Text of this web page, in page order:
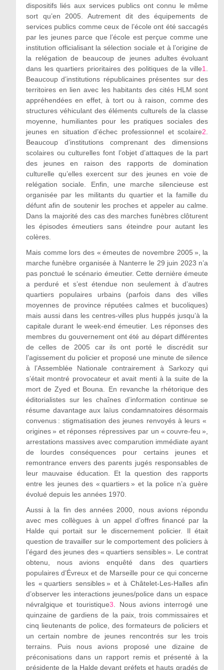
dispositifs liés aux services publics ont connu le même
sort qu’en 2005. Autrement dit des équipements de
services publics comme ceux de l’école ont été saccagés
par les jeunes parce que l’école est perçue comme une
institution officialisant la sélection sociale et à l’origine de
la relégation de beaucoup de jeunes adultes évoluant
dans les quartiers prioritaires des politiques de la ville1.
Beaucoup d’institutions républicaines présentes sur des
territoires en lien avec les habitants des cités HLM sont
appréhendées en effet, à tort ou à raison, comme des
structures véhiculant des éléments culturels de la classe
moyenne, humiliantes pour les pratiques sociales des
jeunes en situation d’échec professionnel et scolaire2.
Beaucoup d’institutions comprenant des dimensions
scolaires ou culturelles font l’objet d’attaques de la part
des jeunes en raison des rapports de domination
culturelle qu’elles exercent sur des jeunes en voie de
relégation sociale. Enfin, une marche silencieuse est
organisée par les militants du quartier et la famille du
défunt afin de soutenir les proches et appeler au calme.
Dans la majorité des cas des marches funèbres clôturent
les épisodes émeutiers sans éteindre pour autant les
colères.
Mais comme lors des « émeutes de novembre 2005 », la
marche funèbre organisée à Nanterre le 29 juin 2023 n’a
pas ponctué le scénario émeutier. Cette dernière émeute
a perduré et s’est étendue non seulement à d’autres
quartiers populaires urbains (parfois dans des villes
moyennes de province réputées calmes et bucoliques)
mais aussi dans les centres-villes plus huppés jusqu’à la
capitale durant le week-end émeutier. Les réponses des
membres du gouvernement ont été au départ différentes
de celles de 2005 car ils ont porté le discrédit sur
l’agissement du policier et proposé une minute de silence
à l’Assemblée Nationale contrairement à Sarkozy qui
s’était montré provocateur et avait menti à la suite de la
mort de Zyed et Bouna. En revanche la rhétorique des
éditorialistes sur les chaînes d’information continue se
résume davantage aux laïus condamnatoires désormais
convenus : stigmatisation des jeunes renvoyés à leurs «
origines » et réponses répressives par un « couvre-feu »,
arrestations massives avec comparution immédiate ayant
de lourdes conséquences pour certains jeunes et
remontrance envers des parents jugés responsables de
leur mauvaise éducation. Et la question des rapports
entre les jeunes des « quartiers » et la police n’a guère
évolué depuis les années 1970.
Aussi à la fin des années 2000, nous avions répondu
avec mes collègues à un appel d’offres financé par la
Halde qui portait sur le discernement policier. Il était
question de travailler sur le comportement des policiers à
l’égard des jeunes des « quartiers sensibles ». Le contrat
obtenu, nous avions enquêté dans des quartiers
populaires d’Évreux et de Marseille pour ce qui concerne
les « quartiers sensibles » et à Châtelet-Les-Halles afin
d’observer les interactions jeunes/police dans un espace
névralgique et touristique3. Nous avions interrogé une
quinzaine de gardiens de la paix, trois commissaires et
cinq lieutenants de police, des formateurs de policiers et
un certain nombre de jeunes rencontrés sur les trois
terrains. Puis nous avions proposé une dizaine de
préconisations dans un rapport remis et présenté à la
présidente de la Halde devant préfets et hauts gradés de